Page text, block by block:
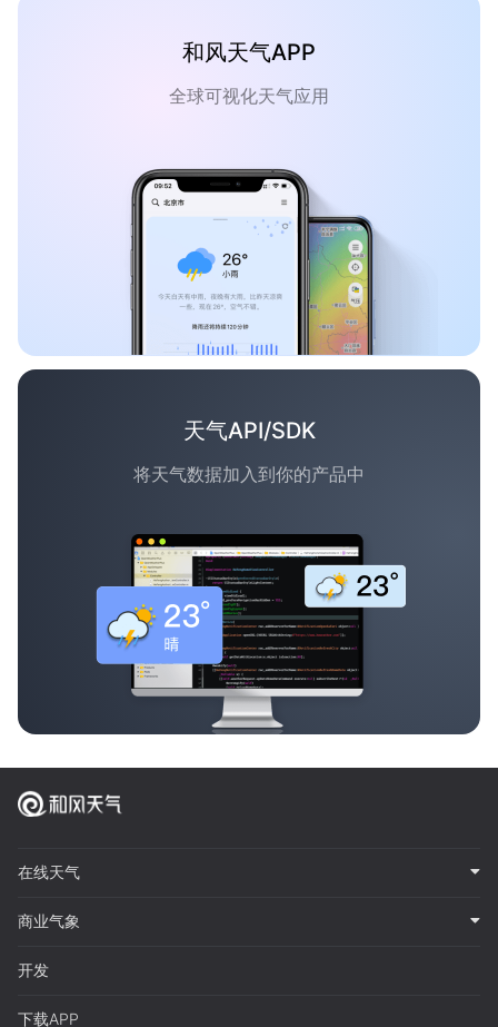
和风天气APP
全球可视化天气应用
天气API/SDK
将天气数据加入到你的产品中
在线天气
商业气象
开发
下载APP